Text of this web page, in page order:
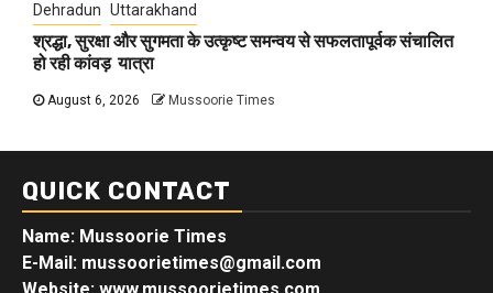
Dehradun Uttarakhand
श्रद्धा, सुरक्षा और सुगमता के उत्कृष्ट समन्वय से सफलतापूर्वक संचालित
हो रही कांवड़ यात्रा
August 6, 2026 Mussoorie Times
QUICK CONTACT
Name: Mussoorie Times
E-Mail: mussoorietimes@gmail.com